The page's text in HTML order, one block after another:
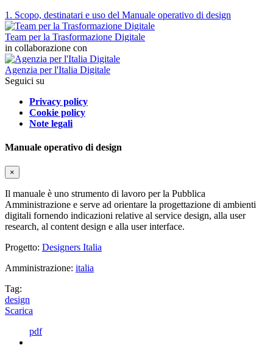
1. Scopo, destinatari e uso del Manuale operativo di design
Team per la Trasformazione Digitale
in collaborazione con
Agenzia per l'Italia Digitale
Seguici su
Privacy policy
Cookie policy
Note legali
Manuale operativo di design
×
Il manuale è uno strumento di lavoro per la Pubblica
Amministrazione e serve ad orientare la progettazione di ambienti
digitali fornendo indicazioni relative al service design, alla user
research, al content design e alla user interface.
Progetto: Designers Italia
Amministrazione: italia
Tag:
design
Scarica
pdf